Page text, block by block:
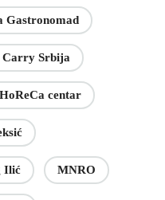
Gastronomad
Carry Srbija
centar
Ilić MNRO